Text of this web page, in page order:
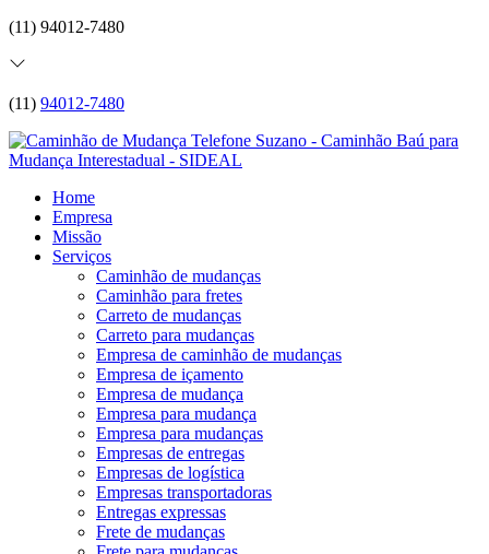
(11) 94012-7480
(11) 94012-7480
Home
Empresa
Missão
Serviços
Caminhão de mudanças
Caminhão para fretes
Carreto de mudanças
Carreto para mudanças
Empresa de caminhão de mudanças
Empresa de içamento
Empresa de mudança
Empresa para mudança
Empresa para mudanças
Empresas de entregas
Empresas de logística
Empresas transportadoras
Entregas expressas
Frete de mudanças